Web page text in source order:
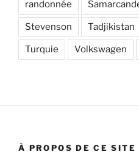
randonnée
Stevenson Tadjikistan
Turquie Volkswagen
À PROPOS DE CE SITE